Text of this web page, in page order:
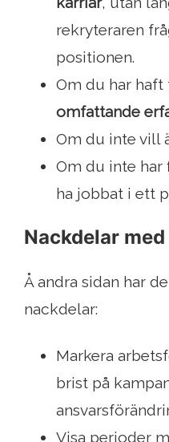
rekryteraren
positionen.
Om du har haft
omfattande
Om du inte vill
Om du inte har
ha jobbat i ett
Nackdelar
Å andra sidan har
nackdelar:
Markera
brist på
Visa perioder